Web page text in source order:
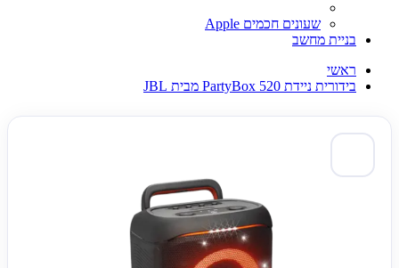
שעונים חכמים Apple
בניית מחשב
ראשי
בידורית ניידת PartyBox 520 מבית JBL